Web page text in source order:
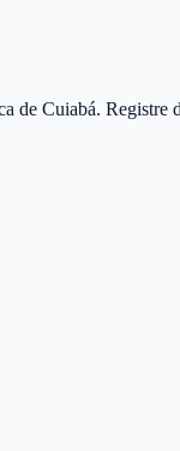
de Cuiabá. Registre